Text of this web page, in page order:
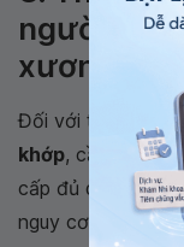
người tiểu
xương khớp
Đối với trường
khớp, cần có một
cấp đủ dinh
nguy cơ biến